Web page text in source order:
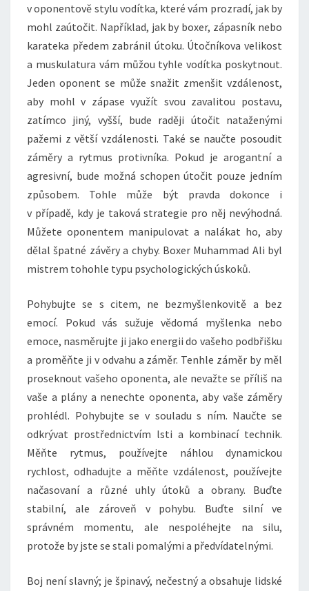
v oponentově stylu vodítka, které vám prozradí, jak by
mohl zaútočit. Například, jak by boxer, zápasník nebo
karateka předem zabránil útoku. Útočníkova velikost
a muskulatura vám můžou tyhle vodítka poskytnout.
Jeden oponent se může snažit zmenšit vzdálenost,
aby mohl v zápase využít svou zavalitou postavu,
zatímco jiný, vyšší, bude raději útočit nataženými
pažemi z větší vzdálenosti. Také se naučte posoudit
záměry a rytmus protivníka. Pokud je arogantní a
agresivní, bude možná schopen útočit pouze jedním
způsobem. Tohle může být pravda dokonce i
v případě, kdy je taková strategie pro něj nevýhodná.
Můžete oponentem manipulovat a nalákat ho, aby
dělal špatné závěry a chyby. Boxer Muhammad Ali byl
mistrem tohohle typu psychologických úskoků.
Pohybujte se s citem, ne bezmyšlenkovitě a bez
emocí. Pokud vás sužuje vědomá myšlenka nebo
emoce, nasměrujte ji jako energii do vašeho podbřišku
a proměňte ji v odvahu a záměr. Tenhle záměr by měl
proseknout vašeho oponenta, ale nevažte se příliš na
vaše a plány a nenechte oponenta, aby vaše záměry
prohlédl. Pohybujte se v souladu s ním. Naučte se
odkrývat prostřednictvím lsti a kombinací technik.
Měňte rytmus, používejte náhlou dynamickou
rychlost, odhadujte a měňte vzdálenost, používejte
načasovaní a různé uhly útoků a obrany. Buďte
stabilní, ale zároveň v pohybu. Buďte silní ve
správném momentu, ale nespoléhejte na silu,
protože by jste se stali pomalými a předvídatelnými.
Boj není slavný; je špinavý, nečestný a obsahuje lidské